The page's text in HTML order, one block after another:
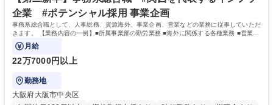
います。 学歴・資格 学歴：大学院 大学 高専 短大 専修学校 高校 語学力：
資格：
企業 #ポテンシャル採用 事業企画
事務系総合職として、人事総務、資源海外、事業企画、営業などの業務に従事していただ
きます。 【業務内容の一例】■所属事業部の勤労業務 ■海外に関係する各種業務 ■営業部
門の企画スタッフ、ルート営業
月給
22万7000円以上
勤務地
大阪府大阪市中央区